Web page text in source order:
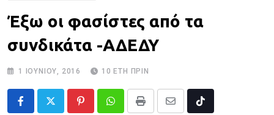
Έξω οι φασίστες από τα
συνδικάτα -ΑΔΕΔΥ
1 ΙΟΥΝΊΟΥ, 2016 10 ΈΤΗ ΠΡΙΝ
PinterestWhatsappPrint
Share
Tiktok